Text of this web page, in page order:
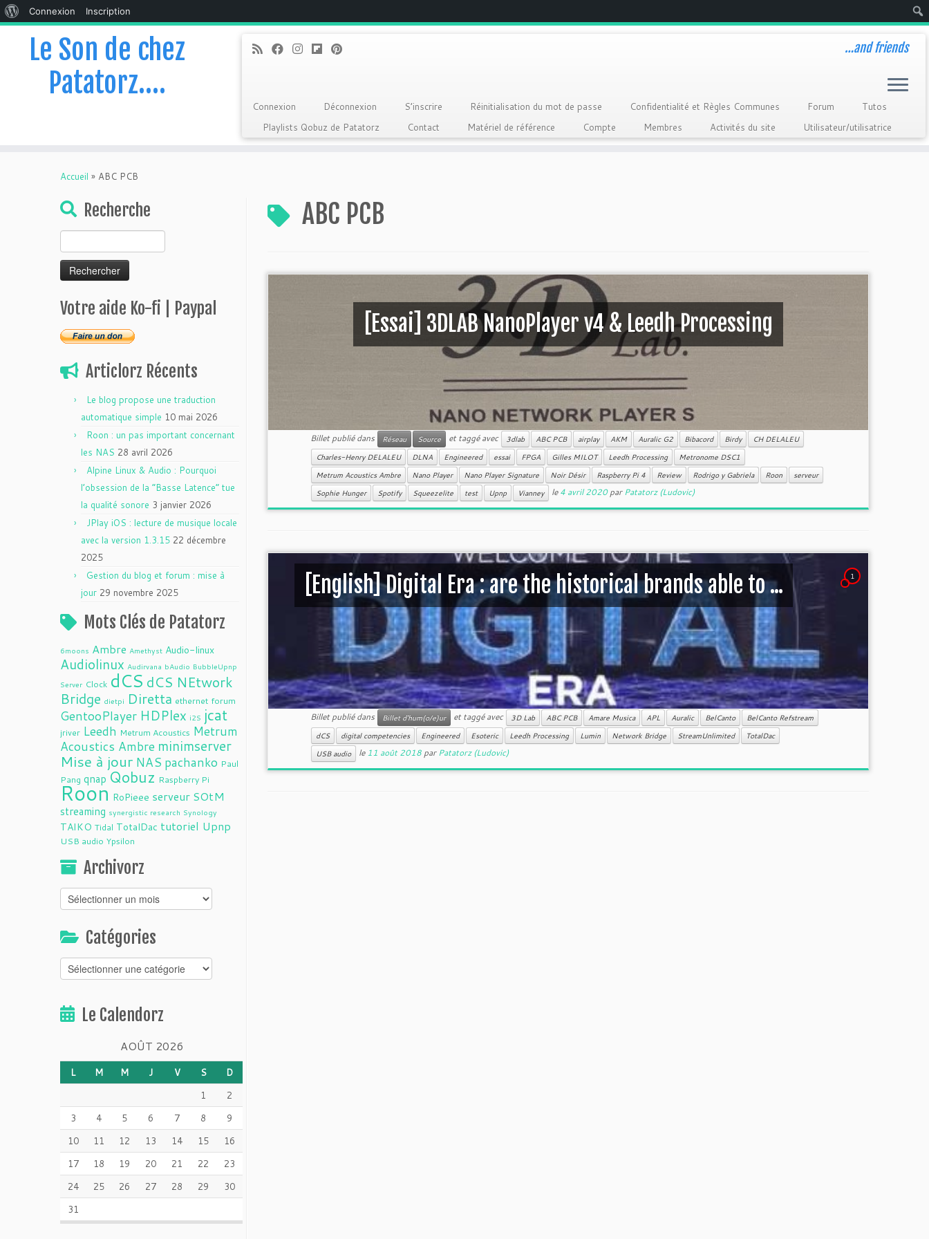
WordPress
Connexion
Inscription
Le Son de chez
Patatorz….
…and friends
Connexion Déconnexion S’inscrire Réinitialisation du mot de passe Confidentialité et Règles Communes Forum
Tutos
Playlists Qobuz de Patatorz
Contact Matériel de référence Compte Membres Activités du site Utilisateur/utilisatrice
Accueil » ABC PCB
Recherche
Votre aide Ko-fi | Paypal
Articlorz Récents
Le blog propose une traduction
automatique simple 10 mai 2026
Roon : un pas important concernant
les NAS 28 avril 2026
Alpine Linux & Audio : Pourquoi
l’obsession de la “Basse Latence” tue
la qualité sonore 3 janvier 2026
JPlay iOS : lecture de musique locale
avec la version 1.3.15 22 décembre
2025
Gestion du blog et forum : mise à
jour 29 novembre 2025
Mots Clés de Patatorz
6moons Ambre Amethyst Audio-linux
Audiolinux Audirvana bAudio BubbleUpnp
Server Clock dCS dCS NEtwork
Bridge dietpi Diretta ethernet forum
GentooPlayer HDPlex i2S jcat
jriver Leedh Metrum Acoustics Metrum
Acoustics Ambre minimserver
Mise à jour NAS pachanko Paul
Pang qnap Qobuz Raspberry Pi
Roon RoPieee serveur SOtM
streaming synergistic research Synology
TAIKO Tidal TotalDac tutoriel Upnp
USB audio Ypsilon
Archivorz
Archivorz
Catégories
Catégories
Le Calendorz
AOÛT 2026
L M M J V S
D
1
2
3
4 5 6 7 8
9
10
11 12 13 14 15
16
17
18 19 20 21 22
23
24
25 26 27 28 29
30
31
ABC PCB
[Essai] 3DLAB NanoPlayer v4 & Leedh Processing
Billet publié dans Réseau Source et taggé avec 3dlab ABC PCB airplay AKM Auralic G2 Bibacord Birdy
CH DELALEU
Charles-Henry DELALEU
DLNA Engineered essai FPGA Gilles MILOT Leedh Processing
Metronome DSC1
Metrum Acoustics Ambre
Nano Player Nano Player Signature Noir Désir Raspberry Pi 4 Review Rodrigo y Gabriela Roon
serveur
Sophie Hunger
Spotify Squeezelite test Upnp Vianney le4 avril 2020 parPatatorz (Ludovic)
1
[English] Digital Era : are the historical brands able to ...
Billet publié dans Billet d'hum(o/e)ur et taggé avec 3D Lab ABC PCB Amare Musica APL Auralic BelCanto
BelCanto Refstream
dCS
digital competencies Engineered Esoteric Leedh Processing Lumin Network Bridge StreamUnlimited
TotalDac
USB audio
le11 août 2018 parPatatorz (Ludovic)